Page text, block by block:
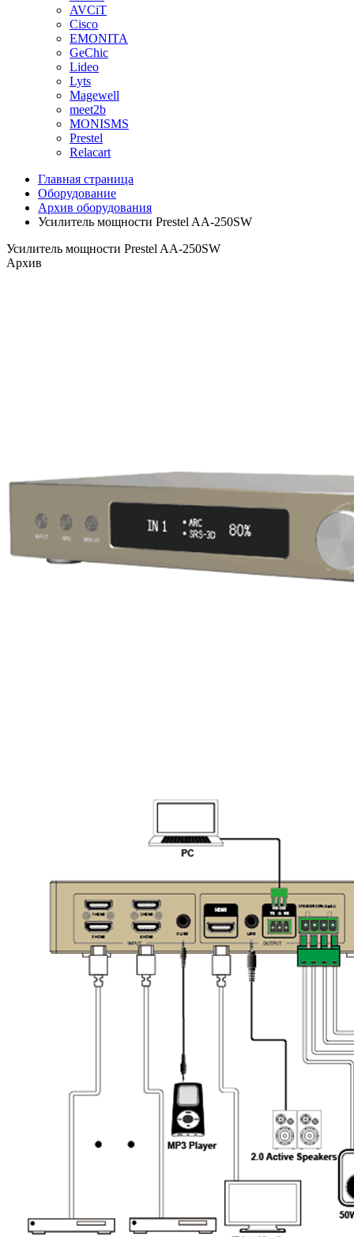
AVCiT
Cisco
EMONITA
GeChic
Lideo
Lyts
Magewell
meet2b
MONISMS
Prestel
Relacart
Главная страница
Оборудование
Архив оборудования
Усилитель мощности Prestel AA-250SW
Усилитель мощности Prestel AA-250SW
Архив